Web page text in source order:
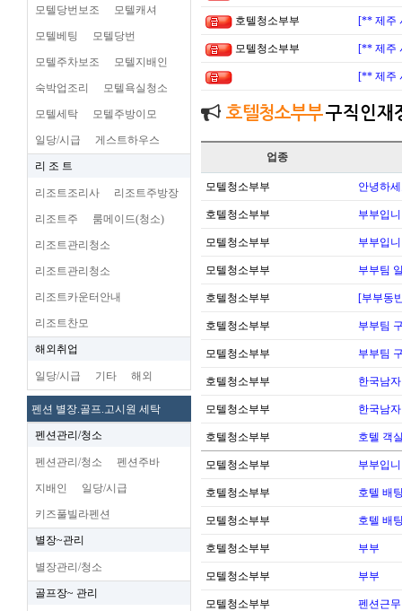
모텔당번보조 모텔캐셔
모텔베팅 모텔당번
모텔주차보조 모텔지배인
숙박업조리 모텔욕실청소
모텔세탁 모텔주방이모
일당/시급 게스트하우스
리 조 트
리조트조리사 리조트주방장
리조트주 룸메이드(청소)
리조트관리청소
리조트관리청소
리조트카운터안내
리조트찬모
해외취업
일당/시급 기타 해외
펜션 별장.골프.고시원 세탁
펜션관리/청소
펜션관리/청소 펜션주바
지배인 일당/시급
키즈풀빌라펜션
별장~관리
별장관리/청소
골프장~ 관리
호텔청소부부 [** 제주
모텔청소부부 [** 제주
[** 제주
호텔청소부부구직인재
업종
모텔청소부부 안녕하
호텔청소부부 부부입
모텔청소부부 부부입
모텔청소부부 부부팀
호텔청소부부 [부부동
호텔청소부부 부부팀
모텔청소부부 부부팀
호텔청소부부 한국남
모텔청소부부 한국남
호텔청소부부 호텔 객
모텔청소부부 부부입
호텔청소부부 호텔 배
모텔청소부부 호텔 배
호텔청소부부 부부
모텔청소부부 부부
모텔청소부부 펜션근